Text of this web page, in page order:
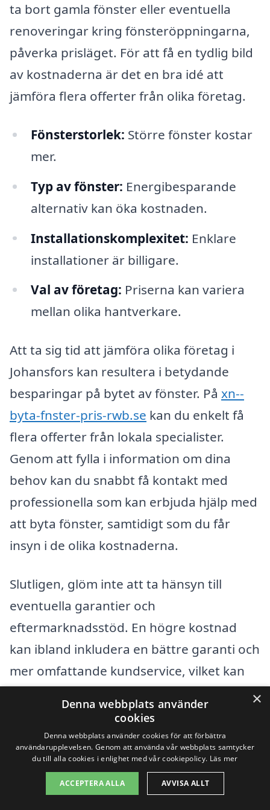
ta bort gamla fönster eller eventuella
renoveringar kring fönsteröppningarna,
påverka prisläget. För att få en tydlig bild
av kostnaderna är det en bra idé att
jämföra flera offerter från olika företag.
Fönsterstorlek: Större fönster kostar
mer.
Typ av fönster: Energibesparande
alternativ kan öka kostnaden.
Installationskomplexitet: Enklare
installationer är billigare.
Val av företag: Priserna kan variera
mellan olika hantverkare.
Att ta sig tid att jämföra olika företag i
Johansfors kan resultera i betydande
besparingar på bytet av fönster. På xn--
byta-fnster-pris-rwb.se kan du enkelt få
flera offerter från lokala specialister.
Genom att fylla i information om dina
behov kan du snabbt få kontakt med
professionella som kan erbjuda hjälp med
att byta fönster, samtidigt som du får
insyn i de olika kostnaderna.
Slutligen, glöm inte att ta hänsyn till
eventuella garantier och
eftermarknadsstöd. En högre kostnad
kan ibland inkludera en bättre garanti och
mer omfattande kundservice, vilket kan
att noga utvärdera dessa faktorer kan du
göra ett informerat val för ditt kommande
fönsterbyte i Johansfors.
Få 3 erbjudanden, gratis och utan
×
Denna webbplats använder
cookies
Denna webbplats använder cookies för att förbättra
användarupplevelsen. Genom att använda vår webbplats samtycker
du till alla cookies i enlighet med vår cookiepolicy. Läs mer
ACCEPTERA ALLA AVVISA ALLT